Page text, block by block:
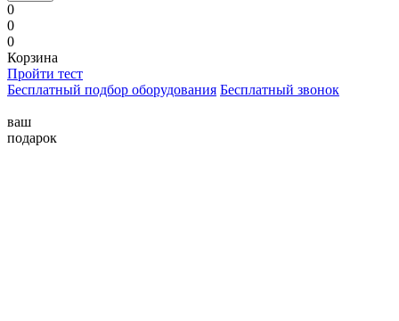
0
0
0
Корзина
Пройти тест
Бесплатный подбор оборудования Бесплатный звонок
ваш
подарок